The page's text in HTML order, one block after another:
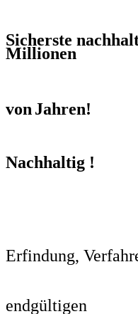
Sicherste
Millionen
von Jahren!
Nachhaltig !
Erfindung,
endgültigen